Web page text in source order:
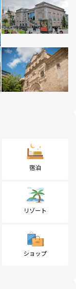
宿泊
リゾート
ショップ